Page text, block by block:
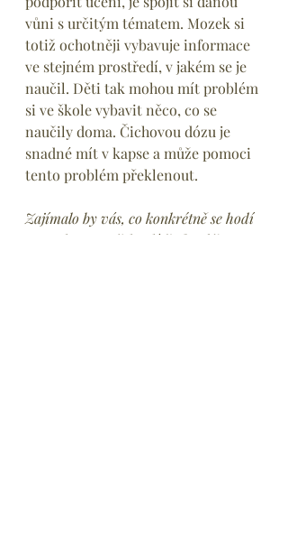
vůni s určitým tématem. Mozek si
totiž ochotněji vybavuje informace
ve stejném prostředí, v jakém se je
naučil. Děti tak mohou mít problém
si ve škole vybavit něco, co se
naučily doma. Čichovou dózu je
snadné mít v kapse a může pomoci
tento problém překlenout.
Zajímalo by vás, co konkrétně se hodí
na podporu Vašeho dítěte? Můžeme se